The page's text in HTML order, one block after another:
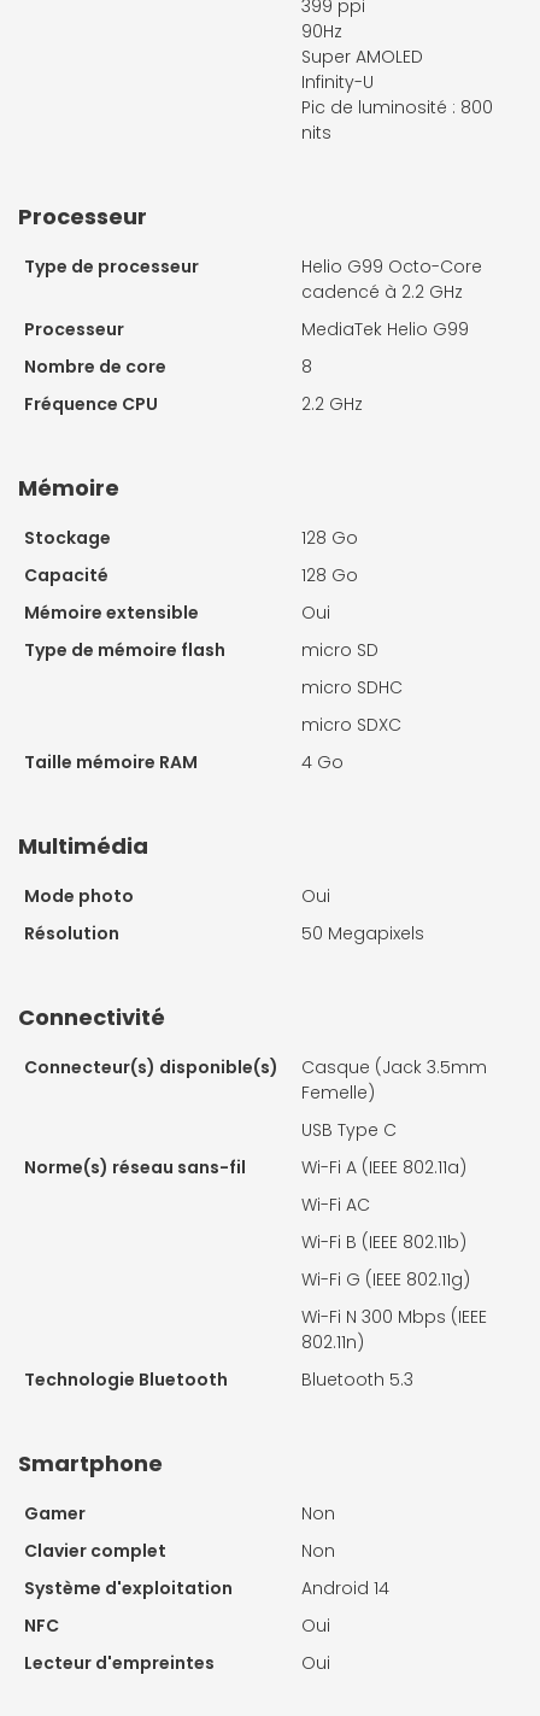
399 ppi
90Hz
Super AMOLED
Infinity-U
Pic de luminosité : 800
nits
Processeur
Type de processeur
Helio G99 Octo-Core
cadencé à 2.2 GHz
Processeur
MediaTek Helio G99
Nombre de core
8
Fréquence CPU
2.2 GHz
Mémoire
Stockage
128 Go
Capacité
128 Go
Mémoire extensible
Oui
Type de mémoire flash
micro SD
micro SDHC
micro SDXC
Taille mémoire RAM
4 Go
Multimédia
Mode photo
Oui
Résolution
50 Megapixels
Connectivité
Connecteur(s) disponible(s)
Casque (Jack 3.5mm
Femelle)
USB Type C
Norme(s) réseau sans-fil
Wi-Fi A (IEEE 802.11a)
Wi-Fi AC
Wi-Fi B (IEEE 802.11b)
Wi-Fi G (IEEE 802.11g)
Wi-Fi N 300 Mbps (IEEE
802.11n)
Technologie Bluetooth
Bluetooth 5.3
Smartphone
Gamer
Non
Clavier complet
Non
Système d'exploitation
Android 14
NFC
Oui
Lecteur d'empreintes
Oui